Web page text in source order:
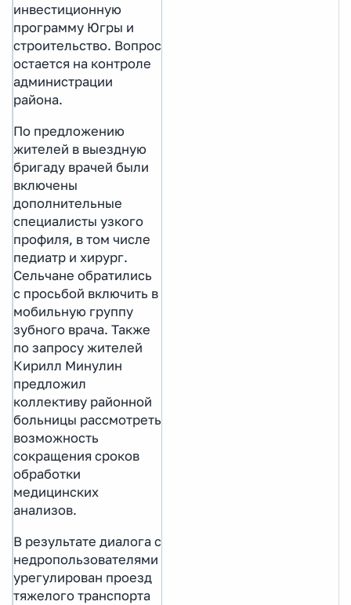
инвестиционную
программу Югры и
строительство. Вопрос
остается на контроле
администрации
района.
По предложению
жителей в выездную
бригаду врачей были
включены
дополнительные
специалисты узкого
профиля, в том числе
педиатр и хирург.
Сельчане обратились
с просьбой включить в
мобильную группу
зубного врача. Также
по запросу жителей
Кирилл Минулин
предложил
коллективу районной
больницы рассмотреть
возможность
сокращения сроков
обработки
медицинских
анализов.
В результате диалога с
недропользователями
урегулирован проезд
тяжелого транспорта